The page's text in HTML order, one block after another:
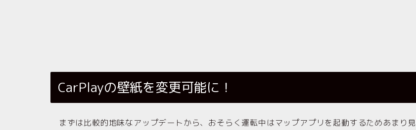
CarPlayの壁紙を変更可能に！
まずは比較的地味なアップデートから、おそらく運転中はマップアプリを起動するためあまり見